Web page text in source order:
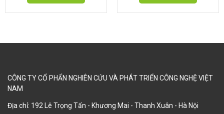
CÔNG TY CỔ PHẨN NGHIÊN CỨU VÀ PHÁT TRIỂN CÔNG NGHỆ VIỆT
NAM
Địa chỉ: 192 Lê Trọng Tấn - Khương Mai - Thanh Xuân - Hà Nội